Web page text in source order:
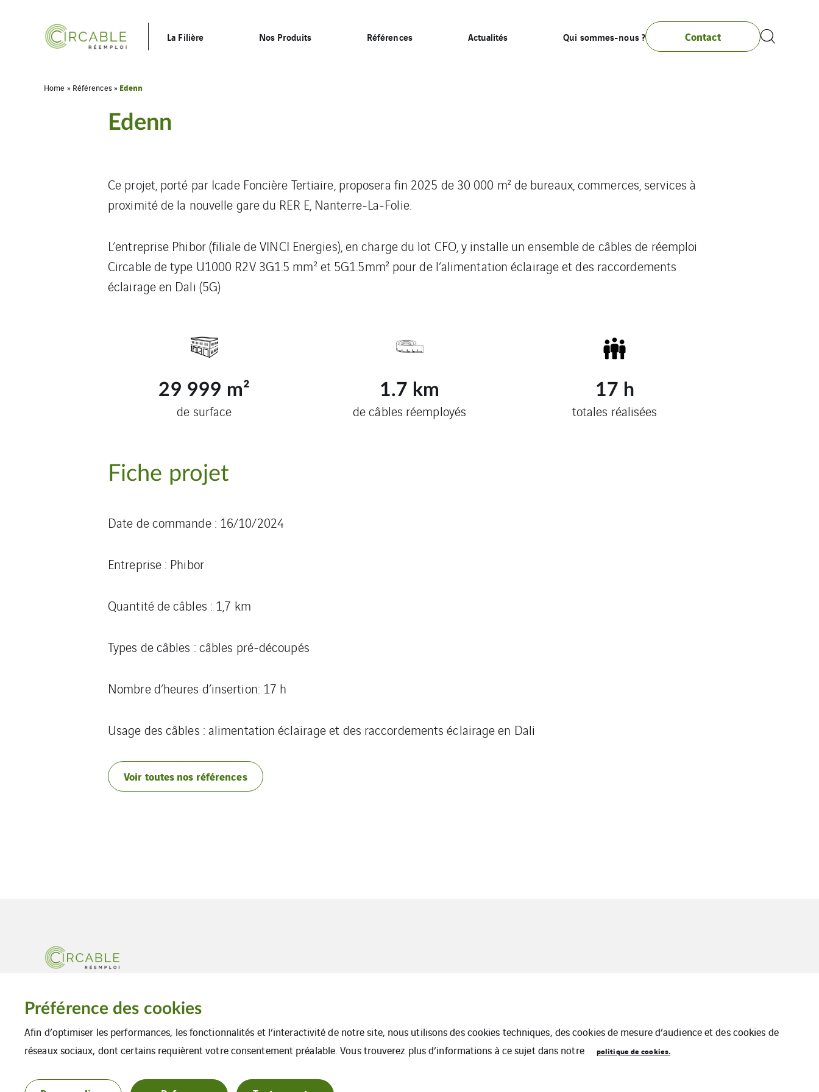
La Filière Nos Produits Références Actualités Qui sommes-nous ? Contact
Home » Références» Edenn
Edenn
Ce projet, porté par Icade Foncière Tertiaire, proposera fin 2025 de 30 000 m² de bureaux, commerces, services à
proximité de la nouvelle gare du RER E, Nanterre-La-Folie.
L’entreprise Phibor (filiale de VINCI Energies), en charge du lot CFO, y installe un ensemble de câbles de réemploi
Circable de type U1000 R2V 3G1.5 mm² et 5G1.5mm² pour de l’alimentation éclairage et des raccordements
éclairage en Dali (5G)
29 999 m²
de surface
1.7 km
de câbles réemployés
17 h
totales réalisées
Fiche projet
Date de commande : 16/10/2024
Entreprise : Phibor
Quantité de câbles : 1,7 km
Types de câbles : câbles pré-découpés
Nombre d’heures d’insertion: 17 h
Usage des câbles : alimentation éclairage et des raccordements éclairage en Dali
Voir toutes nos références
électriques
Préférence des cookies
Afin d’optimiser les performances, les fonctionnalités et l’interactivité de notre site, nous utilisons des cookies techniques, des cookies de mesure d’audience et des cookies de
réseaux sociaux, dont certains requièrent votre consentement préalable. Vous trouverez plus d’informations à ce sujet dans notre
politique de cookies.